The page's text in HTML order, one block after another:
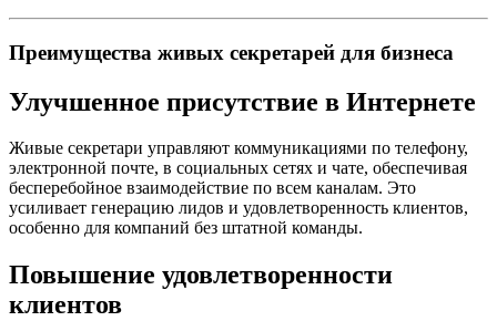
Преимущества живых секретарей для бизнеса
Улучшенное присутствие в Интернете
Живые секретари управляют коммуникациями по телефону,
электронной почте, в социальных сетях и чате, обеспечивая
бесперебойное взаимодействие по всем каналам. Это
усиливает генерацию лидов и удовлетворенность клиентов,
особенно для компаний без штатной команды.
Повышение удовлетворенности
клиентов